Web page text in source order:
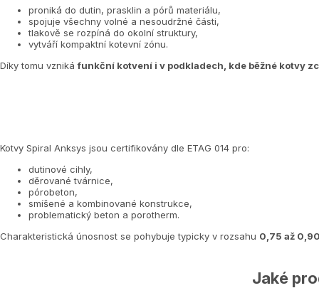
proniká do dutin, prasklin a pórů materiálu,
spojuje všechny volné a nesoudržné části,
tlakově se rozpíná do okolní struktury,
vytváří kompaktní kotevní zónu.
Díky tomu vznikáfunkční kotvení i v podkladech, kde běžné kotvy
Kotvy Spiral Anksys jsou certifikovány dle ETAG 014 pro:
dutinové cihly,
děrované tvárnice,
pórobeton,
smíšené a kombinované konstrukce,
problematický beton a porotherm.
Charakteristická únosnost se pohybuje typicky v rozsahu 0,75 až
Jaké